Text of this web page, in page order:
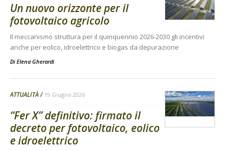
Un nuovo orizzonte per il
fotovoltaico agricolo
Il meccanismo struttura per il quinquennio 2026-2030 gli incentivi
anche per eolico, idroelettrico e biogas da depurazione
Di Elena Gherardi
ATTUALITÀ 19 Giugno 2026
“Fer X” definitivo: firmato il
decreto per fotovoltaico, eolico
e idroelettrico